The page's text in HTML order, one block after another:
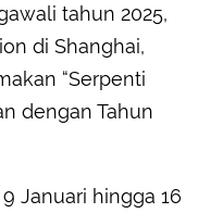
tahun 2025,
di Shanghai,
“Serpenti
dengan Tahun
Januari hingga 16